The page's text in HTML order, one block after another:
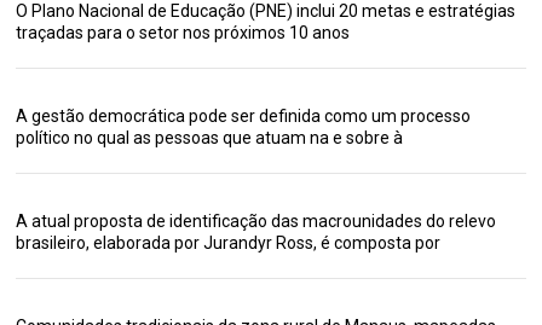
O Plano Nacional de Educação (PNE) inclui 20 metas e estratégias
traçadas para o setor nos próximos 10 anos
A gestão democrática pode ser definida como um processo
político no qual as pessoas que atuam na e sobre à
A atual proposta de identificação das macrounidades do relevo
brasileiro, elaborada por Jurandyr Ross, é composta por